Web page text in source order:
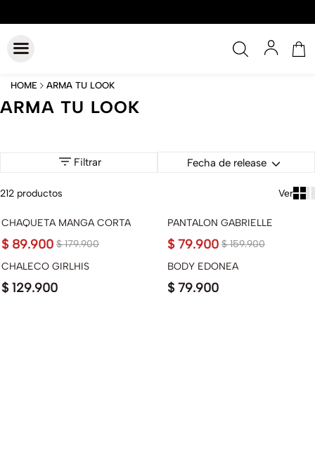
ARMA TU LOOK
ARMA TU LOOK
Filtrar Fecha de release
212 productos
CHAQUETA MANGA CORTA
$ 179.900
$ 89.900
PANTALON GABRIELLE
$ 159.900
$ 79.900
CHALECO GIRLHIS
$ 129.900
BODY EDONEA
$ 79.900